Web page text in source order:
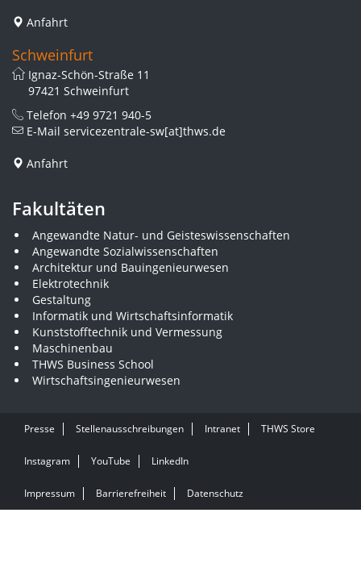
Anfahrt
Schweinfurt
Ignaz-Schön-Straße 11
97421 Schweinfurt
Telefon +49 9721 940-5
E-Mail servicezentrale-sw[at]thws.de
Anfahrt
Fakultäten
Angewandte Natur- und Geisteswissenschaften
Angewandte Sozialwissenschaften
Architektur und Bauingenieurwesen
Elektrotechnik
Gestaltung
Informatik und Wirtschaftsinformatik
Kunststofftechnik und Vermessung
Maschinenbau
THWS Business School
Wirtschaftsingenieurwesen
Presse Stellenausschreibungen Intranet THWS Store
Instagram YouTube LinkedIn
Impressum Barrierefreiheit Datenschutz